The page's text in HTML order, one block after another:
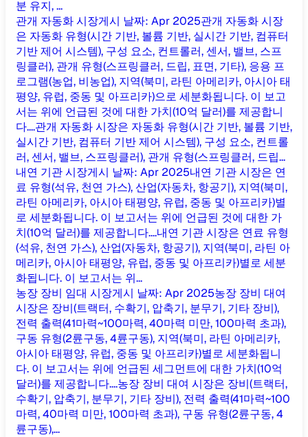
분 유지, ...
관개 자동화 시장게시 날짜: Apr 2025관개 자동화 시장
은 자동화 유형(시간 기반, 볼륨 기반, 실시간 기반, 컴퓨터
기반 제어 시스템), 구성 요소, 컨트롤러, 센서, 밸브, 스프
링클러), 관개 유형(스프링클러, 드립, 표면, 기타), 응용 프
로그램(농업, 비농업), 지역(북미, 라틴 아메리카, 아시아 태
평양, 유럽, 중동 및 아프리카)으로 세분화됩니다. 이 보고
서는 위에 언급된 것에 대한 가치(10억 달러)를 제공합니
다....관개 자동화 시장은 자동화 유형(시간 기반, 볼륨 기반,
실시간 기반, 컴퓨터 기반 제어 시스템), 구성 요소, 컨트롤
러, 센서, 밸브, 스프링클러), 관개 유형(스프링클러, 드립...
내연 기관 시장게시 날짜: Apr 2025내연 기관 시장은 연
료 유형(석유, 천연 가스), 산업(자동차, 항공기), 지역(북미,
라틴 아메리카, 아시아 태평양, 유럽, 중동 및 아프리카)별
로 세분화됩니다. 이 보고서는 위에 언급된 것에 대한 가
치(10억 달러)를 제공합니다....내연 기관 시장은 연료 유형
(석유, 천연 가스), 산업(자동차, 항공기), 지역(북미, 라틴 아
메리카, 아시아 태평양, 유럽, 중동 및 아프리카)별로 세분
화됩니다. 이 보고서는 위...
농장 장비 임대 시장게시 날짜: Apr 2025농장 장비 대여
시장은 장비(트랙터, 수확기, 압축기, 분무기, 기타 장비),
전력 출력(41마력~100마력, 40마력 미만, 100마력 초과),
구동 유형(2륜구동, 4륜구동), 지역(북미, 라틴 아메리카,
아시아 태평양, 유럽, 중동 및 아프리카)별로 세분화됩니
다. 이 보고서는 위에 언급된 세그먼트에 대한 가치(10억
달러)를 제공합니다....농장 장비 대여 시장은 장비(트랙터,
수확기, 압축기, 분무기, 기타 장비), 전력 출력(41마력~100
마력, 40마력 미만, 100마력 초과), 구동 유형(2륜구동, 4
륜구동),...